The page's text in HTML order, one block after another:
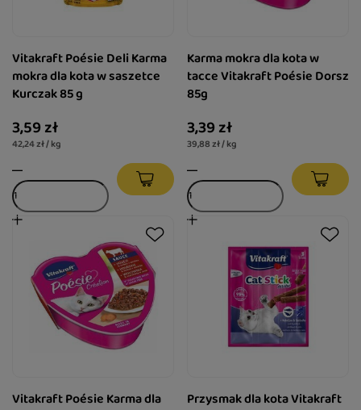
Vitakraft Poésie Deli Karma
mokra dla kota w saszetce
Kurczak 85 g
3,59 zł
42,24 zł / kg
Karma mokra dla kota w
tacce Vitakraft Poésie Dorsz
85g
3,39 zł
39,88 zł / kg
Vitakraft Poésie Karma dla
Przysmak dla kota Vitakraft